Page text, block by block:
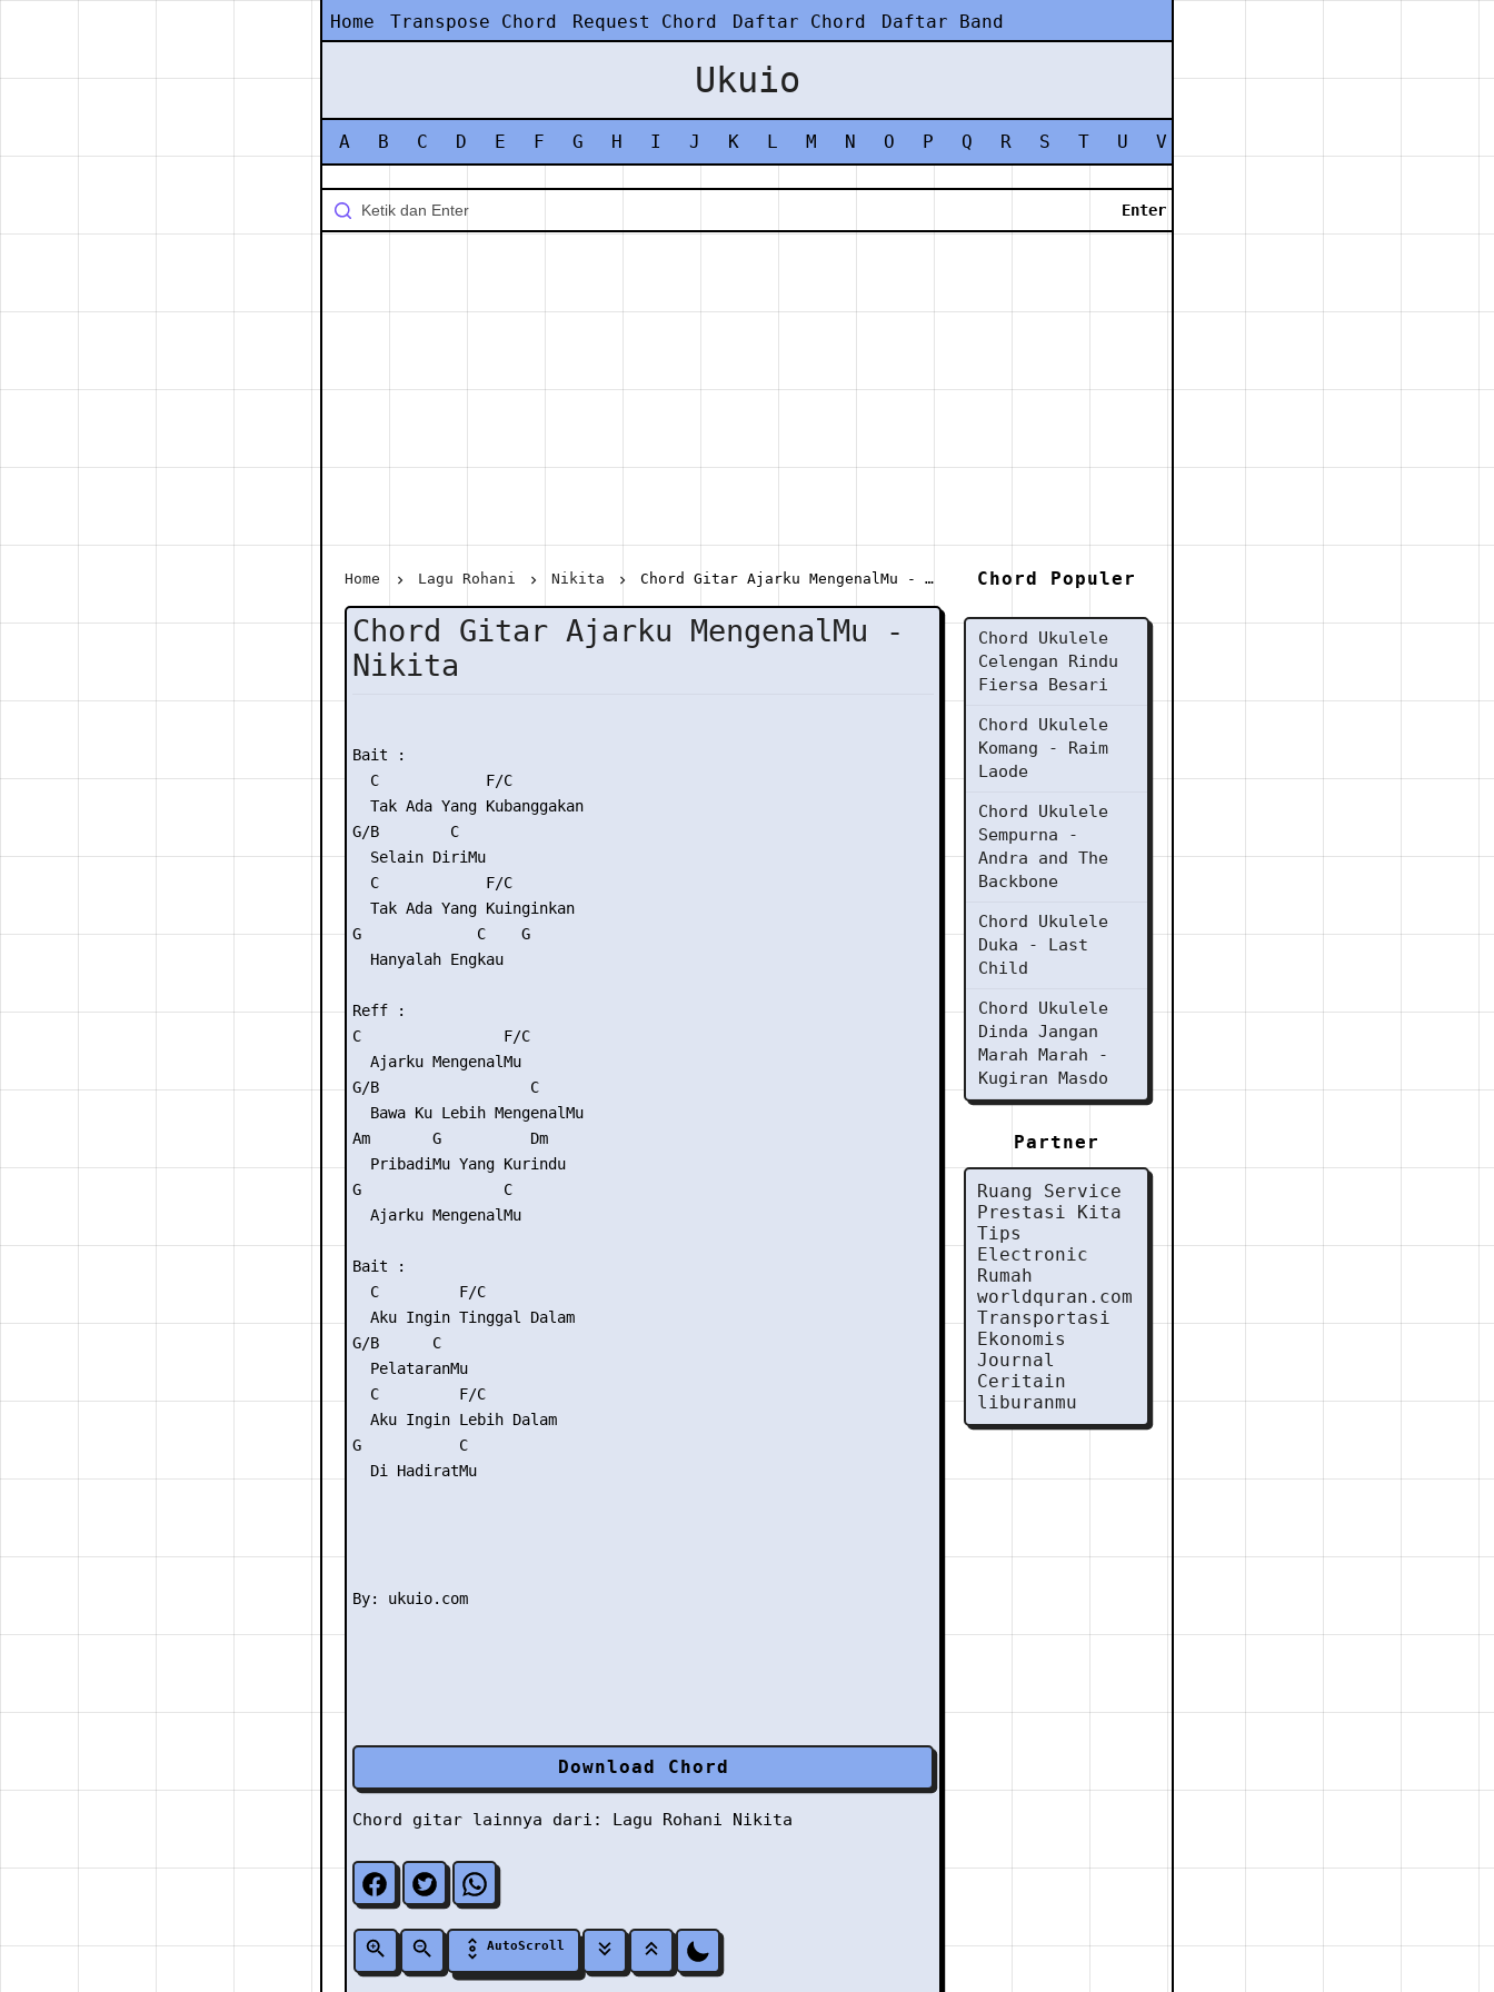
Home Transpose Chord Request Chord Daftar Chord Daftar Band
Ukuio
A B C D E F G H I J K L M N O P Q R S T U V
Home Lagu Rohani Nikita Chord Gitar Ajarku MengenalMu - Nikita
Chord Gitar Ajarku MengenalMu -
Nikita
Bait :
  C            F/C
  Tak Ada Yang Kubanggakan
G/B        C
  Selain DiriMu
  C            F/C
  Tak Ada Yang Kuinginkan
G             C    G
  Hanyalah Engkau
Reff :
C                F/C
  Ajarku MengenalMu
G/B                 C
  Bawa Ku Lebih MengenalMu
Am       G          Dm
  PribadiMu Yang Kurindu
G                C
  Ajarku MengenalMu
Bait :
  C         F/C
  Aku Ingin Tinggal Dalam
G/B      C
  PelataranMu
  C         F/C
  Aku Ingin Lebih Dalam
G           C
  Di HadiratMu
Download Chord
Chord gitar lainnya dari: Lagu Rohani Nikita
AutoScroll
Chord Populer
Chord Ukulele
Celengan Rindu
Fiersa Besari
Chord Ukulele
Komang - Raim
Laode
Chord Ukulele
Sempurna -
Andra and The
Backbone
Chord Ukulele
Duka - Last
Child
Chord Ukulele
Dinda Jangan
Marah Marah -
Kugiran Masdo
Partner
Ruang Service
Prestasi Kita
Tips
Electronic
Rumah
worldquran.com
Transportasi
Ekonomis
Journal
Ceritain
liburanmu